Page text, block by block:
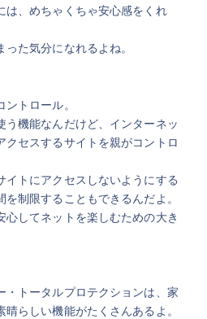
は、めちゃくちゃ安心感をくれ
た気分になれるよね。
トロール。
う機能なんだけど、インターネッ
クセスするサイトを親がコントロ
イトにアクセスしないようにする
制限することもできるんだよ。
心してネットを楽しむための大き
・トータルプロテクションは、家
らしい機能がたくさんあるよ。